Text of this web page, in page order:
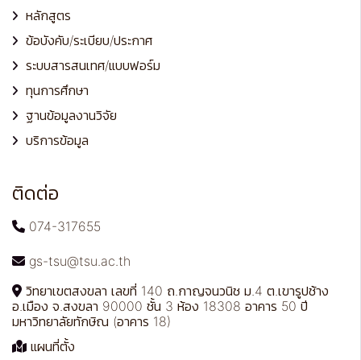
หลักสูตร
ข้อบังคับ/ระเบียบ/ประกาศ
ระบบสารสนเทศ/แบบฟอร์ม
ทุนการศึกษา
ฐานข้อมูลงานวิจัย
บริการข้อมูล
ติดต่อ
074-317655
gs-tsu@tsu.ac.th
วิทยาเขตสงขลา เลขที่ 140 ถ.กาญจนวนิช ม.4 ต.เขารูปช้าง
อ.เมือง จ.สงขลา 90000 ชั้น 3 ห้อง 18308 อาคาร 50 ปี
มหาวิทยาลัยทักษิณ (อาคาร 18)
แผนที่ตั้ง